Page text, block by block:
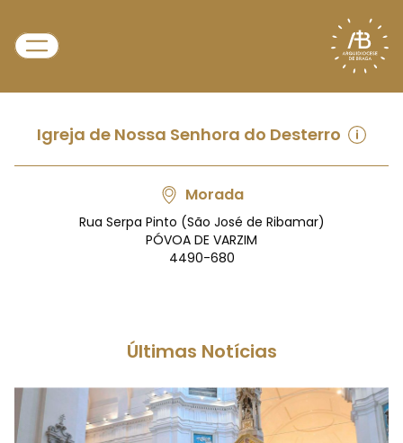
Igreja de Nossa Senhora do Desterro
Morada
Rua Serpa Pinto (São José de Ribamar)
PÓVOA DE VARZIM
4490-680
Últimas Notícias